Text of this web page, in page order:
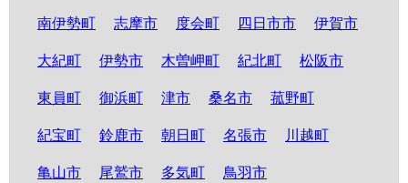
南伊勢町 志摩市 度会町 四日市市 伊賀市
大紀町 伊勢市 木曽岬町 紀北町 松阪市
東員町 御浜町 津市 桑名市 菰野町
紀宝町 鈴鹿市 朝日町 名張市 川越町
亀山市 尾鷲市 多気町 鳥羽市